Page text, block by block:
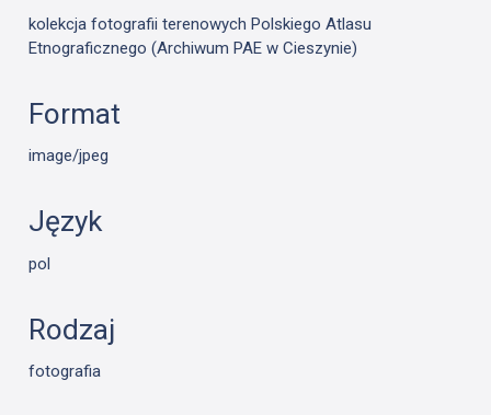
kolekcja fotografii terenowych Polskiego Atlasu
Etnograficznego (Archiwum PAE w Cieszynie)
Format
image/jpeg
Język
pol
Rodzaj
fotografia